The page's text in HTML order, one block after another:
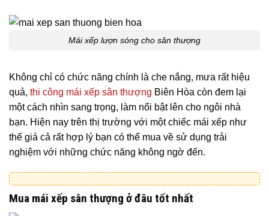
Mái xếp lượn sóng cho sân thượng
Không chỉ có chức năng chính là che nắng, mưa rất hiệu
quả, thi công mái xếp sân thượng Biên Hòa còn đem lại
một cách nhìn sang trọng, làm nổi bật lên cho ngôi nhà
bạn. Hiện nay trên thị trường với một chiếc mái xếp như
thế giá cả rất hợp lý bạn có thể mua về sử dụng trải
nghiệm với những chức năng không ngờ đến.
Mua mái xếp sân thượng ở đâu tốt nhất